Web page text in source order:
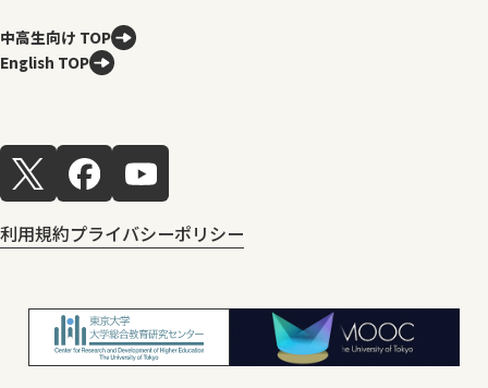
中高生向け TOP
English TOP
利用規約プライバシーポリシー